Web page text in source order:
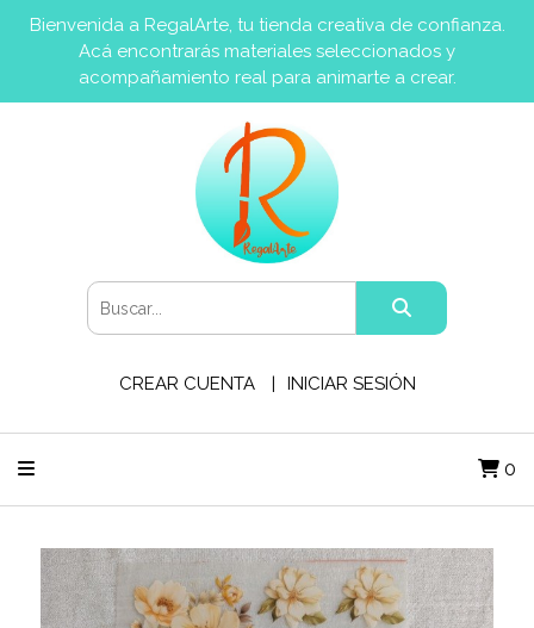
Bienvenida a RegalArte, tu tienda creativa de confianza.
Acá encontrarás materiales seleccionados y
acompañamiento real para animarte a crear.
CREAR CUENTA INICIAR SESIÓN
0